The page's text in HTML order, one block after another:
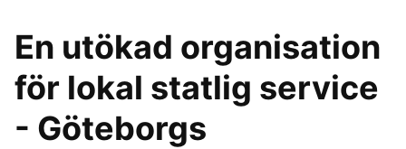
En utökad organisation
för lokal statlig service
- Göteborgs